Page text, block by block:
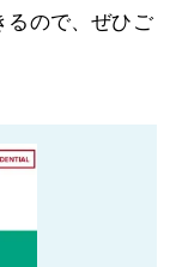
るので、ぜひご